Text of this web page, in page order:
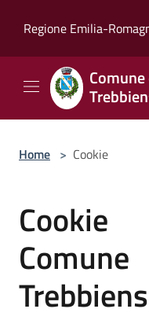
Regione Emilia-
Home > Cookie